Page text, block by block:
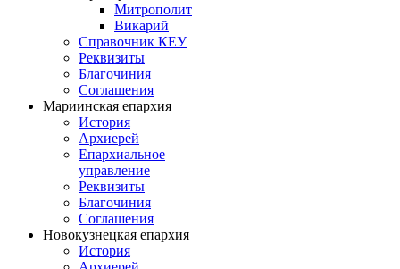
Митрополит
Викарий
Справочник КЕУ
Реквизиты
Благочиния
Соглашения
Мариинская епархия
История
Архиерей
Епархиальное
управление
Реквизиты
Благочиния
Соглашения
Новокузнецкая епархия
История